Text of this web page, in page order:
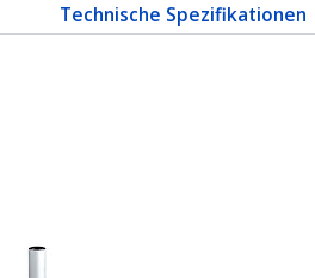
Technische Spezifikationen